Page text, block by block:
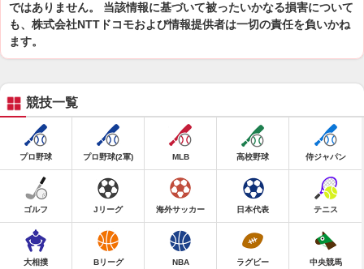
ではありません。 当該情報に基づいて被ったいかなる損害について
も、株式会社NTTドコモおよび情報提供者は一切の責任を負いかね
ます。
競技一覧
プロ野球 プロ野球(2軍) MLB 高校野球 侍ジャパン
ゴルフ Jリーグ 海外サッカー 日本代表 テニス
大相撲 Bリーグ NBA ラグビー 中央競馬